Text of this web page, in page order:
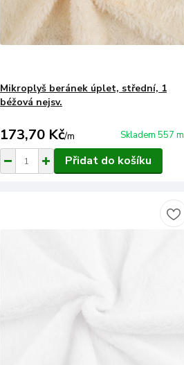
Mikroplyš beránek úplet, střední, 1
béžová nejsv.
173,70 Kč/m Skladem 557 m
Přidat do košíku